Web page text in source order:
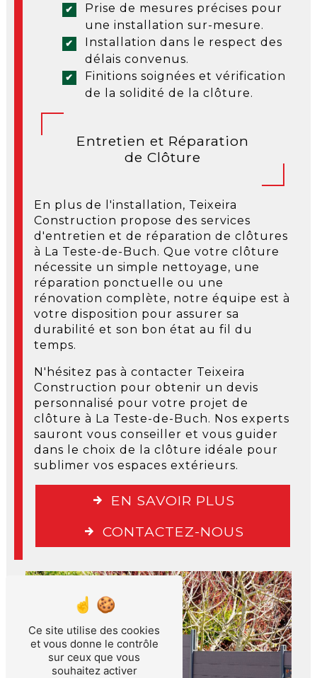
Prise de mesures précises pour
une installation sur-mesure.
Installation dans le respect des
délais convenus.
Finitions soignées et vérification
de la solidité de la clôture.
Entretien et Réparation
de Clôture
En plus de l'installation, Teixeira
Construction propose des services
d'entretien et de réparation de clôtures
à La Teste-de-Buch. Que votre clôture
nécessite un simple nettoyage, une
réparation ponctuelle ou une
rénovation complète, notre équipe est à
votre disposition pour assurer sa
durabilité et son bon état au fil du
temps.
N'hésitez pas à contacter Teixeira
Construction pour obtenir un devis
personnalisé pour votre projet de
clôture à La Teste-de-Buch. Nos experts
sauront vous conseiller et vous guider
dans le choix de la clôture idéale pour
sublimer vos espaces extérieurs.
EN SAVOIR PLUS
CONTACTEZ-NOUS
Ce site utilise des cookies
et vous donne le contrôle
sur ceux que vous
souhaitez activer